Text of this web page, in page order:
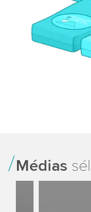
Médias